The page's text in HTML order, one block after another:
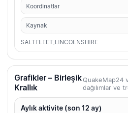
Koordinatlar
Kaynak
SALTFLEET,LINCOLNSHIRE
Grafikler – Birleşik
Krallık
QuakeMap24
dağılımlar ve
Aylık aktivite (son 12 ay)